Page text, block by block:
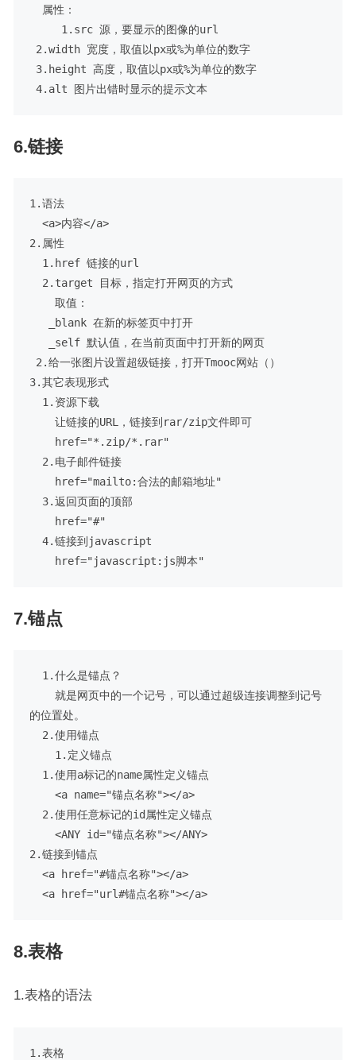
属性：
1.src 源，要显示的图像的url
2.width 宽度，取值以px或%为单位的数字
3.height 高度，取值以px或%为单位的数字
6.链接
1.语法
<a>内容</a>
2.属性
1.href 链接的url
2.target 目标，指定打开网页的方式
取值：
_blank 在新的标签页中打开
_self 默认值，在当前页面中打开新的网页
2.给一张图片设置超级链接，打开Tmooc网站（）
3.其它表现形式
1.资源下载
让链接的URL，链接到rar/zip文件即可
href="*.zip/*.rar"
2.电子邮件链接
href="mailto:合法的邮箱地址"
3.返回页面的顶部
href="#"
4.链接到javascript
7.锚点
1.什么是锚点？
就是网页中的一个记号，可以通过超级连接调整到记号
的位置处。
2.使用锚点
1.定义锚点
1.使用a标记的name属性定义锚点
<a name="锚点名称"></a>
2.使用任意标记的id属性定义锚点
<ANY id="锚点名称"></ANY>
2.链接到锚点
<a href="#锚点名称"></a>
<a href="url#锚点名称"></a>
8.表格
1.表格的语法
1.表格